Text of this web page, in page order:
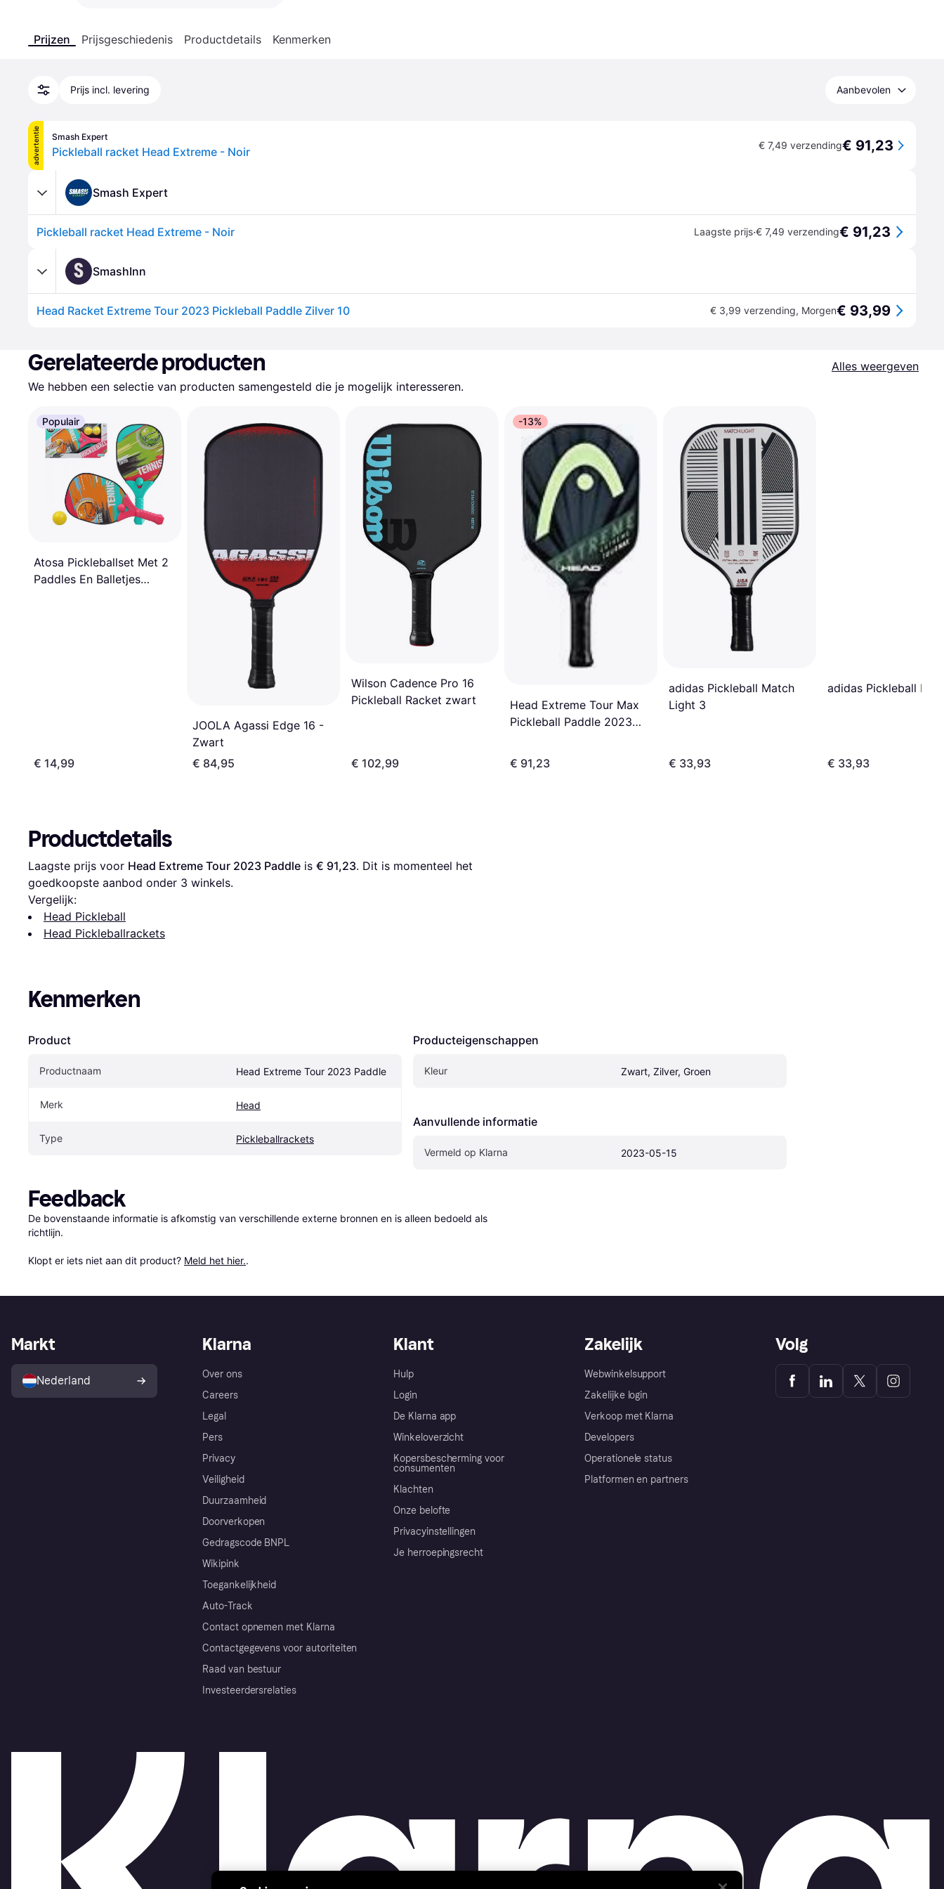
Prijzen Prijsgeschiedenis Productdetails Kenmerken
Prijs incl. levering Aanbevolen
advertentie Smash Expert
Pickleball racket Head Extreme - Noir € 7,49 verzending€ 91,23
Smash Expert
Pickleball racket Head Extreme - Noir Laagste prijs·€ 7,49 verzending€ 91,23
S SmashInn
Head Racket Extreme Tour 2023 Pickleball Paddle Zilver 10 € 3,99 verzending, Morgen€ 93,99
Gerelateerde producten
Alles weergeven
We hebben een selectie van producten samengesteld die je mogelijk interesseren.
Populair
Atosa Pickleballset Met 2
Paddles En Balletjes
€ 14,99
JOOLA Agassi Edge 16 -
Zwart
€ 84,95
Wilson Cadence Pro 16
Pickleball Racket zwart
€ 102,99
-13%
Head Extreme Tour Max
Pickleball Paddle 2023
€ 91,23
adidas Pickleball Match
Light 3
€ 33,93
adidas Pickleball
€ 33,93
Productdetails
Laagste prijs voor Head Extreme Tour 2023 Paddle is € 91,23. Dit is momenteel het
goedkoopste aanbod onder 3 winkels.
Vergelijk:
Head Pickleball
Head Pickleballrackets
Kenmerken
Product
Productnaam Head Extreme Tour 2023 Paddle
Merk Head
Type Pickleballrackets
Producteigenschappen
Kleur Zwart, Zilver, Groen
Aanvullende informatie
Vermeld op Klarna 2023-05-15
Feedback
De bovenstaande informatie is afkomstig van verschillende externe bronnen en is alleen bedoeld als
richtlijn.
Klopt er iets niet aan dit product? Meld het hier..
Klarna
Over ons
Careers
Legal
Pers
Privacy
Veiligheid
Duurzaamheid
Doorverkopen
Gedragscode BNPL
Wikipink
Toegankelijkheid
Auto-Track
Contact opnemen met Klarna
Contactgegevens voor autoriteiten
Raad van bestuur
Investeerdersrelaties
Klant
Hulp
Login
De Klarna app
Winkeloverzicht
Kopersbescherming voor
consumenten
Klachten
Onze belofte
Privacyinstellingen
Je herroepingsrecht
Zakelijk
Webwinkelsupport
Zakelijke login
Verkoop met Klarna
Developers
Operationele status
Platformen en partners
Markt
Nederland
Volg